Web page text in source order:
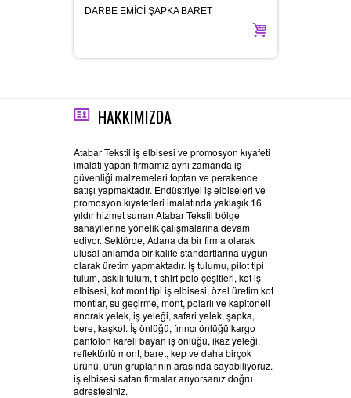
DARBE EMİCİ ŞAPKA BARET
HAKKIMIZDA
Atabar Tekstil iş elbisesi ve promosyon kıyafeti
imalatı yapan firmamız aynı zamanda iş
güvenliği malzemeleri toptan ve perakende
satışı yapmaktadır. Endüstriyel iş elbiseleri ve
promosyon kıyafetleri imalatında yaklaşık 16
yıldır hizmet sunan Atabar Tekstil bölge
sanayilerine yönelik çalışmalarına devam
ediyor. Sektörde, Adana da bir firma olarak
ulusal anlamda bir kalite standartlarına uygun
olarak üretim yapmaktadır. İş tulumu, pilot tipi
tulum, askılı tulum, t-shirt polo çeşitleri, kot iş
elbisesi, kot mont tipi iş elbisesi, özel üretim kot
montlar, su geçirme, mont, polarlı ve kapitoneli
anorak yelek, iş yeleği, safari yelek, şapka,
bere, kaşkol. İş önlüğü, fırıncı önlüğü kargo
pantolon kareli bayan iş önlüğü, ikaz yeleği,
reflektörlü mont, baret, kep ve daha birçok
ürünü, ürün gruplarının arasında sayabiliyoruz.
iş elbisesi satan firmalar arıyorsanız doğru
adrestesiniz.